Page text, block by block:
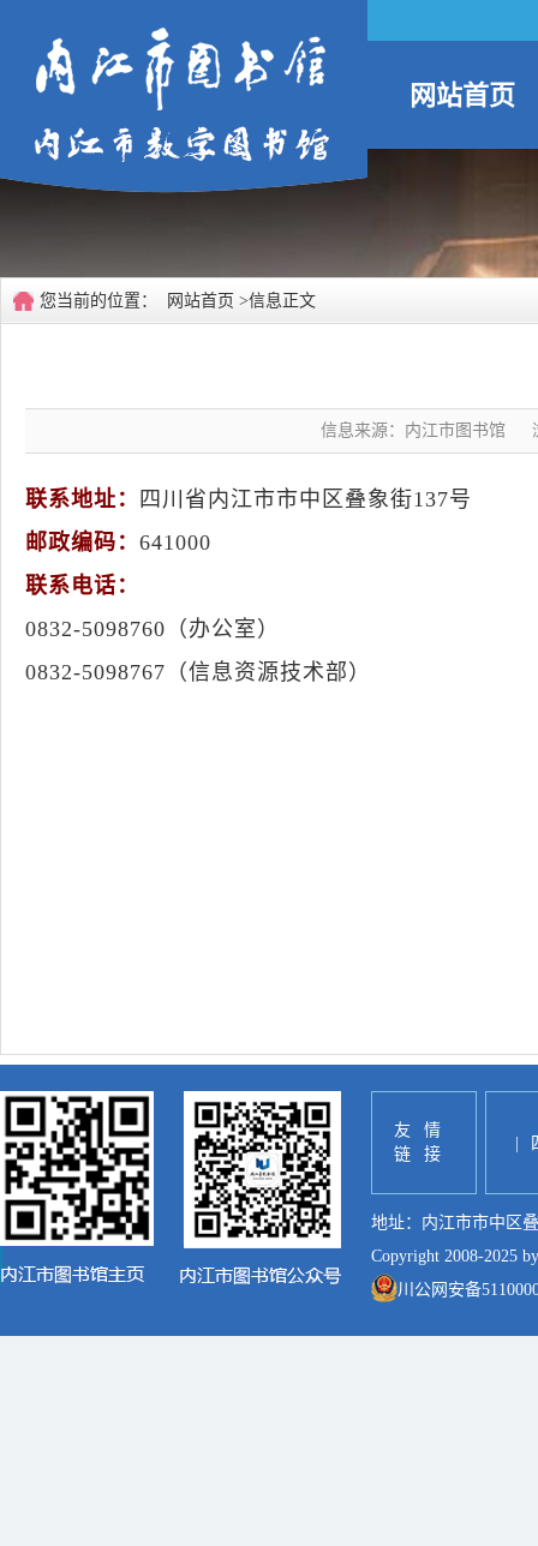
网站首页
您当前的位置： 网站首页 >信息正文
信息来源：内江市图书馆
联系地址：
四川省内江市市中区叠象街137号
邮政编码： 641000
联系电话：
0832-5098760（办公室）
0832-5098767（信息资源技术部）
友情
链接
地址：内江市市中区
Copyright 2008-2025
川公网安备